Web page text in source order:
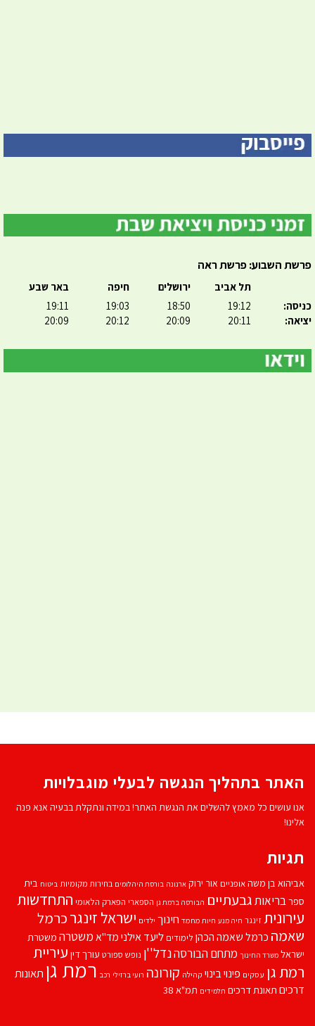
פרשת השבוע: פרשת ראה
כניסה:
יציאה:
תל אביב
19:12
20:11
ירושלים
18:50
20:09
חיפה
19:03
20:12
באר שבע
19:11
20:09
האתר בתהליך הנגשה לבעלי מוגבלויות
אנו עושים כל מאמץ להשלים את הנגשת האתר! במידה ונתקלת בבעיה אנא פנה
אלינו!
תגיות
אביהוא בן משהאופניים אור ירוק ארנונה בורסת היהלומים בחירות מקומיות ביטוח בית
ספרבריאותגבעתיים הבורסה ברמת גן הספארי הפארק הלאומי התחדשות
עירוניתזינגר חיה מנע חיות מחמד חינוך ילדים ישראל זינגרכרמל
שאמה כרמל שאמה הכהן לימודים ליעד אילנימד''אמשטרה משטרת
ישראל משרד החינוך מתחם הבורסהנדל''ן נופש ספורט עורך דין עיריית
רמת גן עסקים פינוי בינוי קהילה קורונה רועי ברזילי רכב רמת גן תאונות
דרכים תאונת דרכים תלמידים תמ"א 38